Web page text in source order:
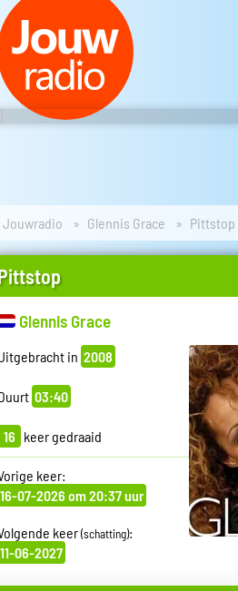
Jouwradio Glennis Grace Pittstop
Glennis Grace
in 2008
03:40
16 keer gedraaid
keer:
16-07-2026 om 20:37 uur
keer(schatting):
11-06-2027